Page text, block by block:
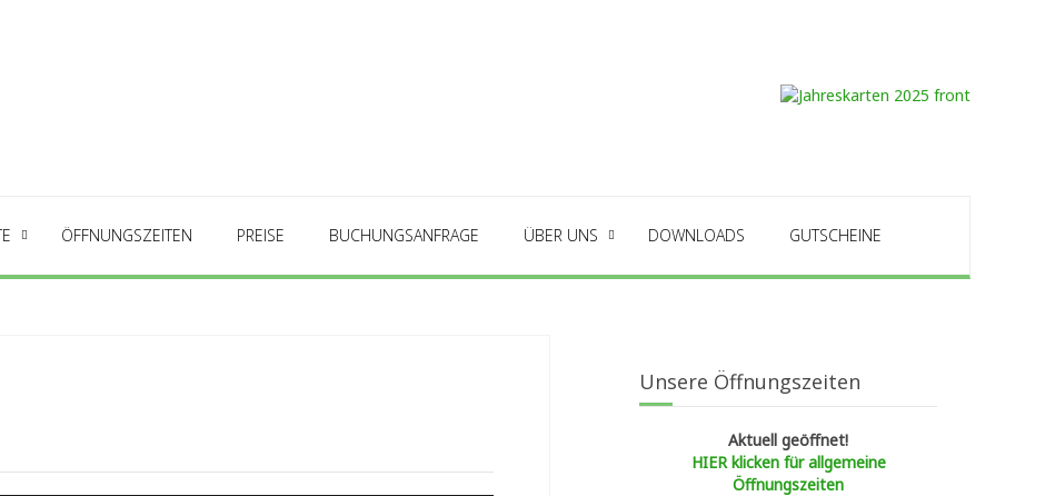
ÖFFNUNGSZEITEN PREISE BUCHUNGSANFRAGE ÜBER UNS DOWNLOADS GUTSCHEINE
Unsere Öffnungszeiten
Aktuell geöffnet!
HIER klicken für allgemeine
Öffnungszeiten